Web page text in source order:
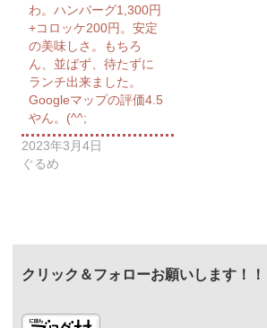
わ。ハンバーグ1,300円
+コロッケ200円。安定
の美味しさ。もちろ
ん、並ばず、待たずに
ランチ出来ました。
Googleマップの評価4.5
やん。(^^;
2023年3月4日
ぐるめ
クリック＆フォローお願いします！！